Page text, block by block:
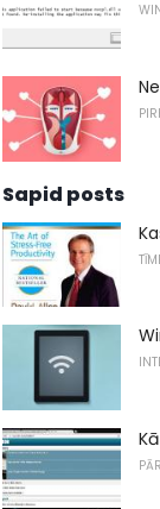
Sapid posts